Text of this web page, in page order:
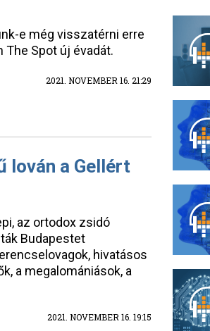
e még visszatérni erre
The Spot új évadát.
2021. NOVEMBER 16. 21:29
lován a Gellért
az ortodox zsidó
Budapestet
hivatásos
a megalomániások, a
2021. NOVEMBER 16. 19:15